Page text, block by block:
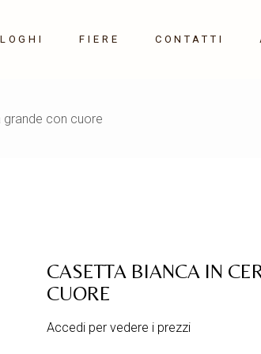
FIERE
Maison&Object 10-14
CONTATTI
con cuore
CASETTA BIANCA IN
CUORE
Accedi per vedere i prezzi